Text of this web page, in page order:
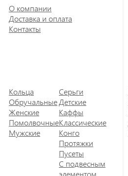
О компании
Доставка и оплата
Контакты
Кольца
Обручальные
Женские
Помолвочные
Мужские
Серьги
Детские
Каффы
Классические
Конго
Протяжки
Пусеты
С подвесным
элементом